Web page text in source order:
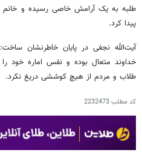
طلبه به یک آرامش خاصی رسیده و
پیدا کرد.
آیت‌الله نجفی در پایان خاطرنشان
خداوند متعال بوده و نفس اماره
طلاب و مردم از هیچ کوششی دریغ نکرد.
کد مطلب2232473